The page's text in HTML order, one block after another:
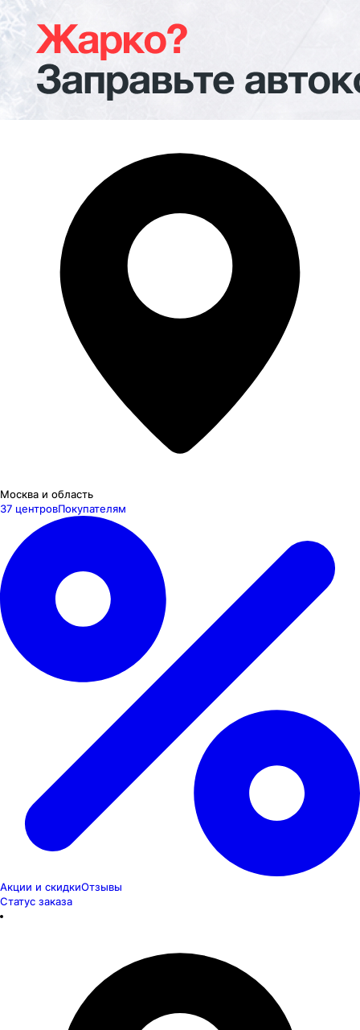
Москва и область
37 центровПокупателям
Акции и скидкиОтзывы
Статус заказа